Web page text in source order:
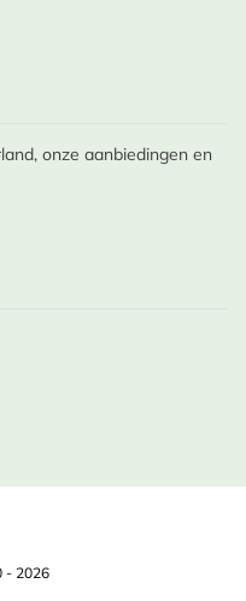
onze aanbiedingen en
- 2026